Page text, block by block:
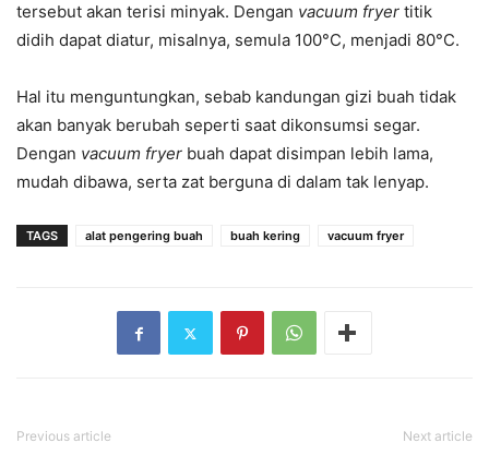
tersebut akan terisi minyak. Dengan vacuum fryer titik
didih dapat diatur, misalnya, semula 100°C, menjadi 80°C.
Hal itu menguntungkan, sebab kandungan gizi buah tidak
akan banyak berubah seperti saat dikonsumsi segar.
Dengan vacuum fryer buah dapat disimpan lebih lama,
mudah dibawa, serta zat berguna di dalam tak lenyap.
TAGS alat pengering buah buah kering vacuum fryer
Previous article Next article